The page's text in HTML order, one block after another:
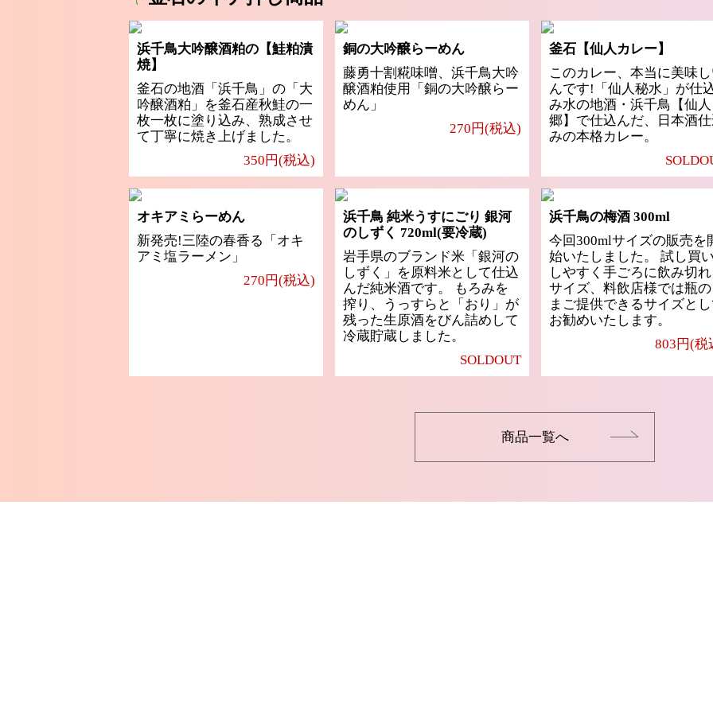
浜千鳥大吟醸酒粕の【鮭粕漬
焼】
釜石の地酒「浜千鳥」の「大
吟醸酒粕」を釜石産秋鮭の一
枚一枚に塗り込み、熟成させ
て丁寧に焼き上げました。
350円(税込)
銅の大吟醸らーめん
藤勇十割糀味噌、浜千鳥大吟
醸酒粕使用「銅の大吟醸らー
めん」
270円(税込)
釜石【仙人カレー】
このカレー、本当に美味
んです!「仙人秘水」が仕
み水の地酒・浜千鳥【仙人
郷】で仕込んだ、日本酒
みの本格カレー。
オキアミらーめん
新発売!三陸の春香る「オキ
アミ塩ラーメン」
270円(税込)
浜千鳥 純米うすにごり 銀河
のしずく 720ml(要冷蔵)
岩手県のブランド米「銀河の
しずく」を原料米として仕込
んだ純米酒です。 もろみを
搾り、うっすらと「おり」が
残った生原酒をびん詰めして
冷蔵貯蔵しました。
SOLDOUT
浜千鳥の梅酒 300ml
今回300mlサイズの販売を
始いたしました。 試し買い
しやすく手ごろに飲み切れ
サイズ、料飲店様では瓶の
まご提供できるサイズとし
お勧めいたします。
803円(税
商品一覧へ